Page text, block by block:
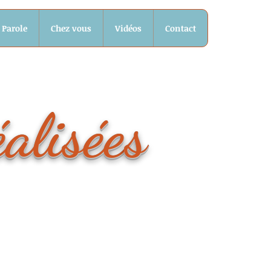
Parole Chez vous Vidéos Contact
s